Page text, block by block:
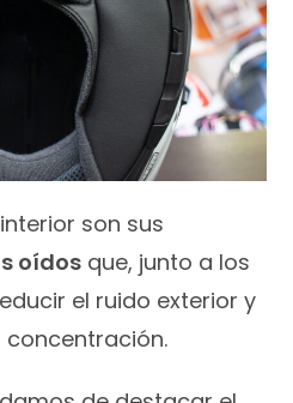
son sus
oídos que, junto a los
el ruido exterior y